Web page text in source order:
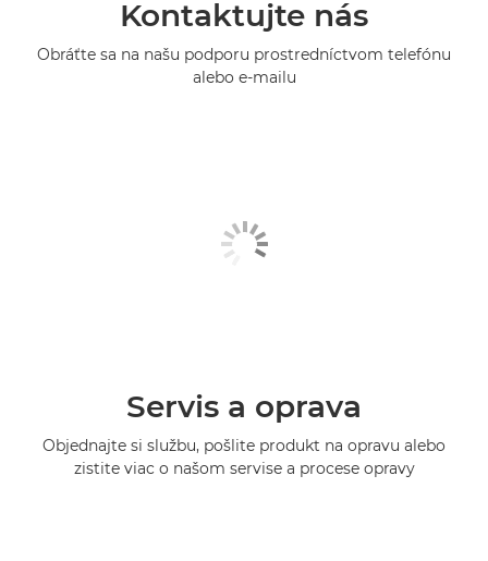
Kontaktujte nás
Obráťte sa na našu podporu prostredníctvom telefónu
alebo e-mailu
Servis a oprava
Objednajte si službu, pošlite produkt na opravu alebo
zistite viac o našom servise a procese opravy